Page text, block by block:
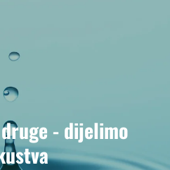
- dijelimo